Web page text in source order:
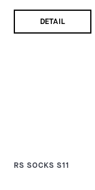
DETAIL
RS SOCKS S11